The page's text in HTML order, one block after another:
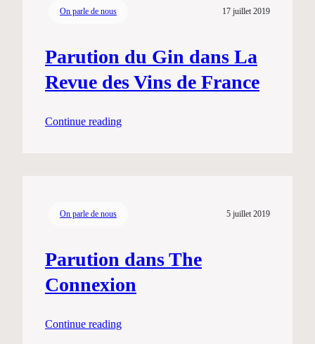
On parle de nous 17 juillet 2019
Parution du Gin dans La
Revue des Vins de France
Continue reading
On parle de nous 5 juillet 2019
Parution dans The
Connexion
Continue reading